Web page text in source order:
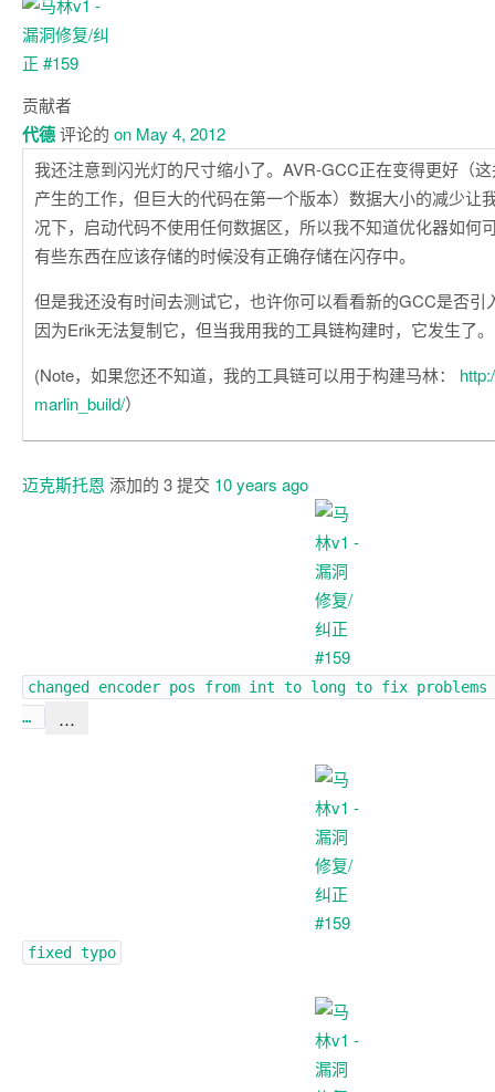
贡献者
代德评论的 on May 4, 2012
我还注意到闪光灯的尺寸缩小了。AVR-GCC正在变得更好（
产生的工作，但巨大的代码在第一个版本）数据大小的减少让
况下，启动代码不使用任何数据区，所以我不知道优化器如何
有些东西在应该存储的时候没有正确存储在闪存中。
但是我还没有时间去测试它，也许你可以看看新的GCC是否引
因为Erik无法复制它，但当我用我的工具链构建时，它发生了。
(Note，如果您还不知道，我的工具链可以用于构建马林：
marlin_build/）
迈克斯托恩 添加的 3提交 10 years ago
changed encoder pos from int to long to fix
…
…
fixed typo